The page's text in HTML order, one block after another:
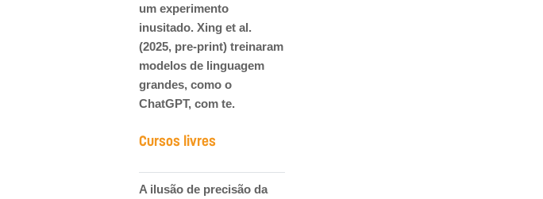
um experimento
inusitado. Xing et al.
(2025, pre-print) treinaram
modelos de linguagem
grandes, como o
ChatGPT, com te.
Cursos livres
A ilusão de precisão da